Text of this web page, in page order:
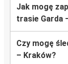
Jak mogę
trasie Garda
Czy mogę
– Kraków?